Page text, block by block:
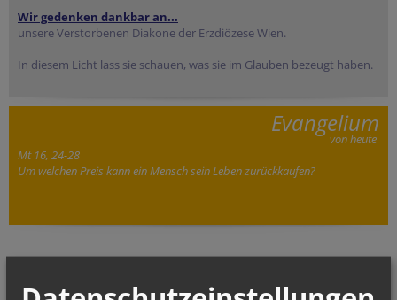
Wir gedenken dankbar an...
unsere Verstorbenen Diakone der Erzdiözese Wien.
In diesem Licht lass sie schauen, was sie im Glauben bezeugt haben.
Evangelium
von heute
Mt 16, 24-28
Um welchen Preis kann ein Mensch sein Leben zurückkaufen?